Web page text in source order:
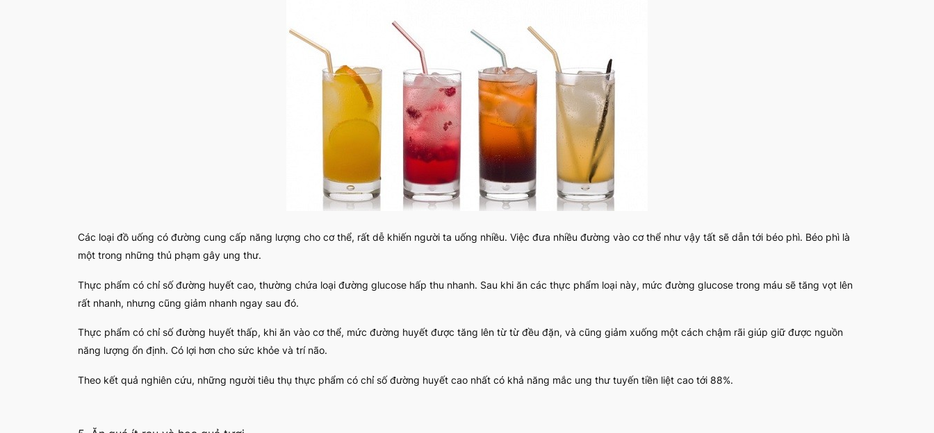
Các loại đồ uống có đường cung cấp năng lượng cho cơ thể, rất dễ khiến người ta uống nhiều. Việc đưa nhiều đường vào cơ thể như vậy tất sẽ dẫn tới béo phì. Béo phì là
một trong những thủ phạm gây ung thư.
Thực phẩm có chỉ số đường huyết cao, thường chứa loại đường glucose hấp thu nhanh. Sau khi ăn các thực phẩm loại này, mức đường glucose trong máu sẽ tăng vọt lên
rất nhanh, nhưng cũng giảm nhanh ngay sau đó.
Thực phẩm có chỉ số đường huyết thấp, khi ăn vào cơ thể, mức đường huyết được tăng lên từ từ đều đặn, và cũng giảm xuống một cách chậm rãi giúp giữ được nguồn
năng lượng ổn định. Có lợi hơn cho sức khỏe và trí não.
Theo kết quả nghiên cứu, những người tiêu thụ thực phẩm có chỉ số đường huyết cao nhất có khả năng mắc ung thư tuyến tiền liệt cao tới 88%.